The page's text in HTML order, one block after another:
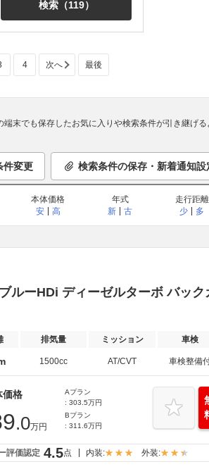
検索（119）
4 次へ 最後
末でも保存したお気に入りや検索条件が引き継げる
件変更 検索条件の保存・新着通知設
本体価格
安
高
年式
新
古
走行距離
少
多
ルーHDi ディーゼルターボ バッ
排気量 ミッション 車検
1500cc AT/CVT 車検整備
価格
.0万円
Aプラン
: 303.5万円
Bプラン
: 311.6万円
評価認定 4.5点 内装: 外装: